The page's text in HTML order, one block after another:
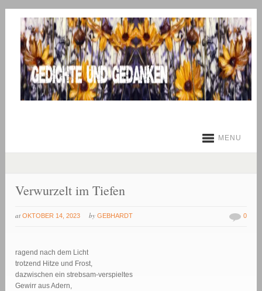
MENU
Verwurzelt im Tiefen
at OKTOBER 14, 2023 by GEBHARDT 0
ragend nach dem Licht
trotzend Hitze und Frost,
dazwischen ein strebsam-verspieltes
Gewirr aus Adern,